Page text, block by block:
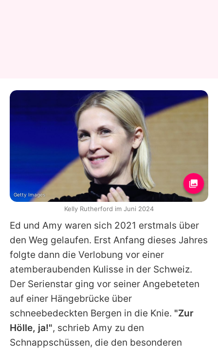
Ed und Amy waren sich 2021 erstmals über
den Weg gelaufen. Erst Anfang dieses Jahres
folgte dann die Verlobung vor einer
atemberaubenden Kulisse in der Schweiz.
Der Serienstar ging vor seiner Angebeteten
auf einer Hängebrücke über
schneebedeckten Bergen in die Knie. "Zur
Hölle, ja!", schrieb Amy zu den
Schnappschüssen, die den besonderen
Getty Images
Kelly Rutherford im Juni 2024